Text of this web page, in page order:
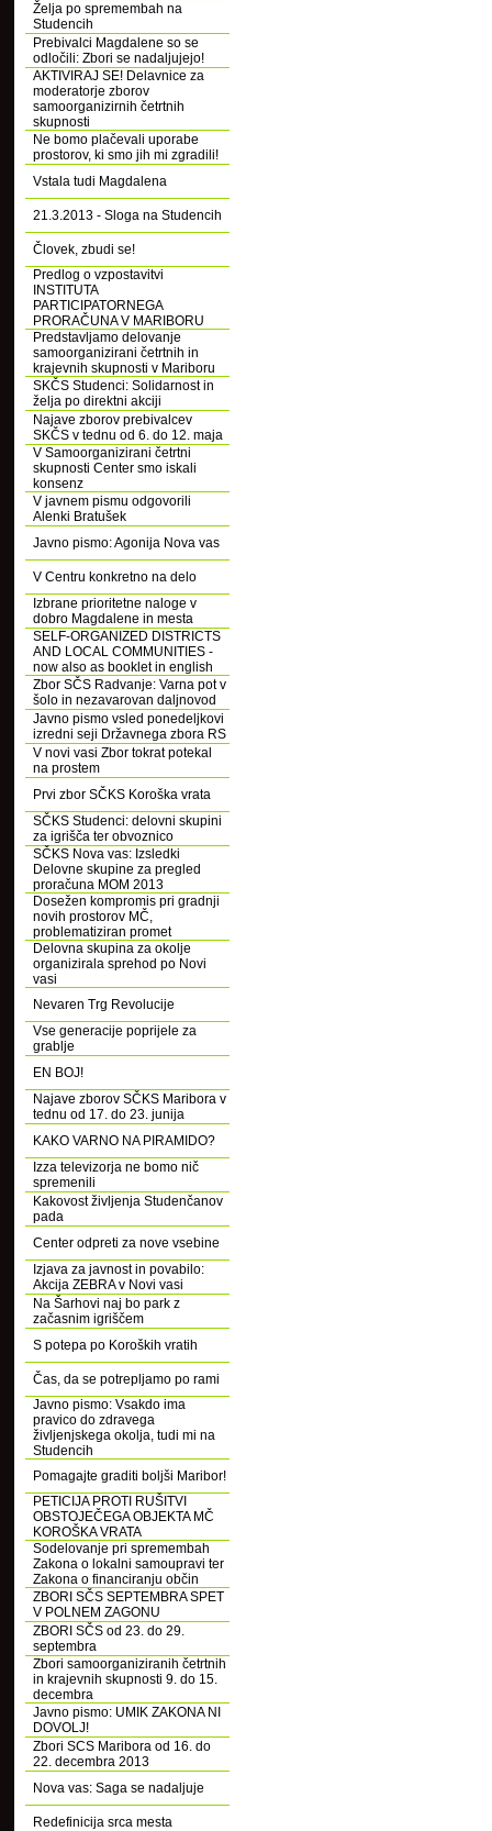
Želja po spremembah na
Studencih
Prebivalci Magdalene so se
odločili: Zbori se nadaljujejo!
AKTIVIRAJ SE! Delavnice za
moderatorje zborov
samoorganizirnih četrtnih
skupnosti
Ne bomo plačevali uporabe
prostorov, ki smo jih mi zgradili!
Vstala tudi Magdalena
21.3.2013 - Sloga na Studencih
Človek, zbudi se!
Predlog o vzpostavitvi
INSTITUTA
PARTICIPATORNEGA
PRORAČUNA V MARIBORU
Predstavljamo delovanje
samoorganizirani četrtnih in
krajevnih skupnosti v Mariboru
SKČS Studenci: Solidarnost in
želja po direktni akciji
Najave zborov prebivalcev
SKČS v tednu od 6. do 12. maja
V Samoorganizirani četrtni
skupnosti Center smo iskali
konsenz
V javnem pismu odgovorili
Alenki Bratušek
Javno pismo: Agonija Nova vas
V Centru konkretno na delo
Izbrane prioritetne naloge v
dobro Magdalene in mesta
SELF-ORGANIZED DISTRICTS
AND LOCAL COMMUNITIES -
now also as booklet in english
Zbor SČS Radvanje: Varna pot v
šolo in nezavarovan daljnovod
Javno pismo vsled ponedeljkovi
izredni seji Državnega zbora RS
V novi vasi Zbor tokrat potekal
na prostem
Prvi zbor SČKS Koroška vrata
SČKS Studenci: delovni skupini
za igrišča ter obvoznico
SČKS Nova vas: Izsledki
Delovne skupine za pregled
proračuna MOM 2013
Dosežen kompromis pri gradnji
novih prostorov MČ,
problematiziran promet
Delovna skupina za okolje
organizirala sprehod po Novi
vasi
Nevaren Trg Revolucije
Vse generacije poprijele za
grablje
EN BOJ!
Najave zborov SČKS Maribora v
tednu od 17. do 23. junija
KAKO VARNO NA PIRAMIDO?
Izza televizorja ne bomo nič
spremenili
Kakovost življenja Studenčanov
pada
Center odpreti za nove vsebine
Izjava za javnost in povabilo:
Akcija ZEBRA v Novi vasi
Na Šarhovi naj bo park z
začasnim igriščem
S potepa po Koroških vratih
Čas, da se potrepljamo po rami
Javno pismo: Vsakdo ima
pravico do zdravega
življenjskega okolja, tudi mi na
Studencih
Pomagajte graditi boljši Maribor!
PETICIJA PROTI RUŠITVI
OBSTOJEČEGA OBJEKTA MČ
KOROŠKA VRATA
Sodelovanje pri spremembah
Zakona o lokalni samoupravi ter
Zakona o financiranju občin
ZBORI SČS SEPTEMBRA SPET
V POLNEM ZAGONU
ZBORI SČS od 23. do 29.
septembra
Zbori samoorganiziranih četrtnih
in krajevnih skupnosti 9. do 15.
decembra
Javno pismo: UMIK ZAKONA NI
DOVOLJ!
Zbori SCS Maribora od 16. do
22. decembra 2013
Nova vas: Saga se nadaljuje
Redefinicija srca mesta